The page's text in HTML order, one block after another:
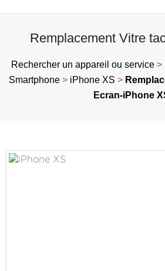
Remplacement Vitre
Rechercher un appareil ou service>
Smartphone > iPhone XS >
Ecran-iPhone